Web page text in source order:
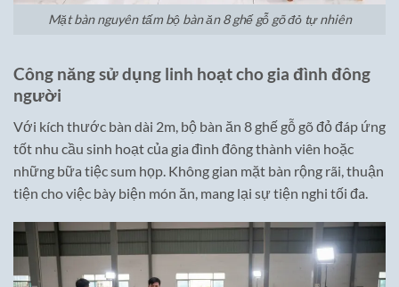
Mặt bàn nguyên tấm bộ bàn ăn 8 ghế gỗ gõ đỏ tự nhiên
Công năng sử dụng linh hoạt cho gia đình đông
người
Với kích thước bàn dài 2m, bộ bàn ăn 8 ghế gỗ gõ đỏ đáp ứng
tốt nhu cầu sinh hoạt của gia đình đông thành viên hoặc
những bữa tiệc sum họp. Không gian mặt bàn rộng rãi, thuận
tiện cho việc bày biện món ăn, mang lại sự tiện nghi tối đa.